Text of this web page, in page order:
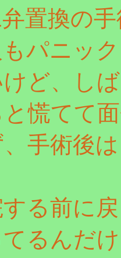
置換の
パニッ
ど、し
慌てて
手術後
る前に
るんだ